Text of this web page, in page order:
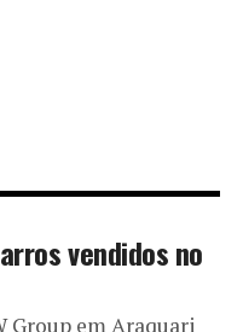
vendidos no
Group em Araquari